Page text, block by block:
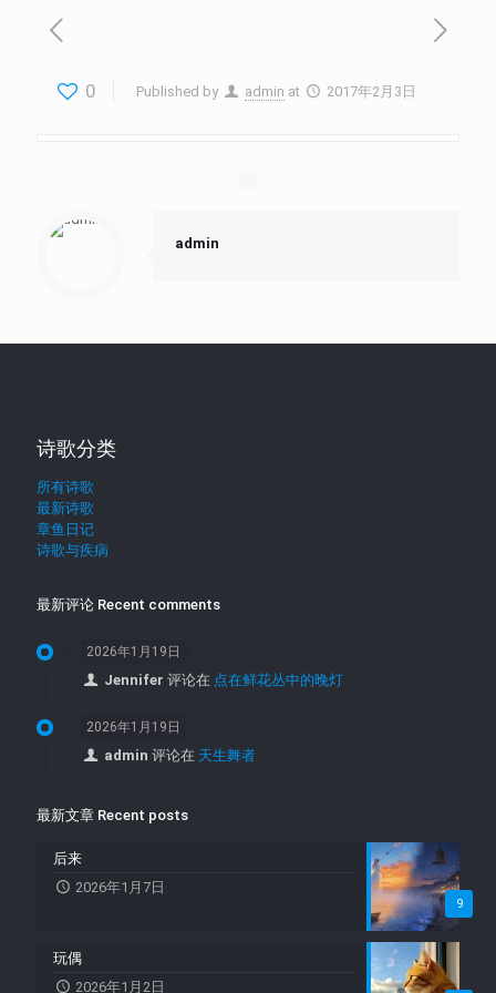
0 Published by admin at 2017年2月3日
admin
诗歌分类
所有诗歌
最新诗歌
章鱼日记
诗歌与疾病
最新评论 Recent comments
2026年1月19日
Jennifer 评论在 点在鲜花丛中的晚灯
2026年1月19日
admin 评论在 天生舞者
最新文章 Recent posts
9
后来
2026年1月7日
玩偶
2026年1月2日